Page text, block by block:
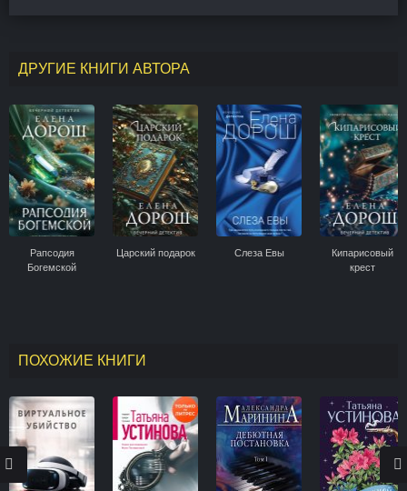
ДРУГИЕ КНИГИ АВТОРА
Рапсодия
Богемской
Царский подарок Слеза Евы
Кипарисовый
крест
ПОХОЖИЕ КНИГИ